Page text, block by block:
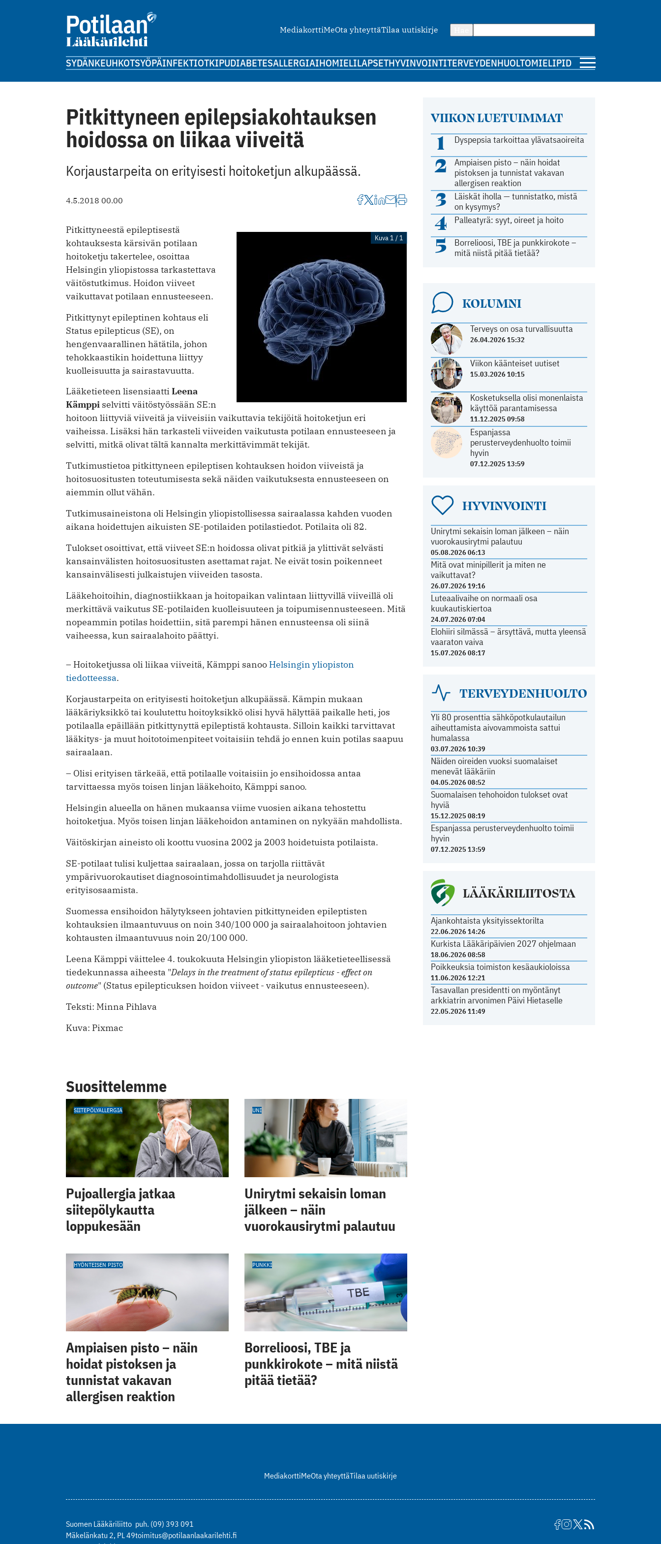
MediakorttiMeOta yhteyttäTilaa uutiskirje
SYDÄNKEUHKOTSYÖPÄINFEKTIOTKIPUDIABETESALLERGIAIHOMIELILAPSETHYVINVOINTITERVEYDENHUOLTOMIELIPIDE
VIIKON LUETUIMMAT
1 Dyspepsia tarkoittaa ylävatsaoireita
2
Ampiaisen pisto – näin hoidat
pistoksen ja tunnistat vakavan
allergisen reaktion
3
Läiskät iholla — tunnistatko, mistä
on kysymys?
4 Palleatyrä: syyt, oireet ja hoito
5
Borrelioosi, TBE ja punkkirokote –
mitä niistä pitää tietää?
KOLUMNI
Terveys on osa turvallisuutta
26.04.2026 15:32
Viikon käänteiset uutiset
15.03.2026 10:15
Kosketuksella olisi monenlaista
käyttöä parantamisessa
11.12.2025 09:58
Espanjassa
perusterveydenhuolto toimii
hyvin
07.12.2025 13:59
HYVINVOINTI
Unirytmi sekaisin loman jälkeen – näin
vuorokausirytmi palautuu
05.08.2026 06:13
Mitä ovat minipillerit ja miten ne
vaikuttavat?
26.07.2026 19:16
Luteaalivaihe on normaali osa
kuukautiskiertoa
24.07.2026 07:04
Elohiiri silmässä – ärsyttävä, mutta yleensä
vaaraton vaiva
15.07.2026 08:17
TERVEYDENHUOLTO
Yli 80 prosenttia sähköpotkulautailun
aiheuttamista aivovammoista sattui
humalassa
03.07.2026 10:39
Näiden oireiden vuoksi suomalaiset
menevät lääkäriin
04.05.2026 08:52
Suomalaisen tehohoidon tulokset ovat
hyviä
15.12.2025 08:19
Espanjassa perusterveydenhuolto toimii
hyvin
07.12.2025 13:59
LÄÄKÄRILIITOSTA
Ajankohtaista yksityissektorilta
22.06.2026 14:26
Kurkista Lääkäripäivien 2027 ohjelmaan
18.06.2026 08:58
Poikkeuksia toimiston kesäaukioloissa
11.06.2026 12:21
Tasavallan presidentti on myöntänyt
arkkiatrin arvonimen Päivi Hietaselle
22.05.2026 11:49
Pitkittyneen epilepsiakohtauksen
hoidossa on liikaa viiveitä
Korjaustarpeita on erityisesti hoitoketjun alkupäässä.
4.5.2018 00.00
Kuva 1 / 1
Pitkittyneestä epileptisestä
kohtauksesta kärsivän potilaan
hoitoketju takertelee, osoittaa
Helsingin yliopistossa tarkastettava
väitöstutkimus. Hoidon viiveet
vaikuttavat potilaan ennusteeseen.
Pitkittynyt epileptinen kohtaus eli
Status epilepticus (SE), on
hengenvaarallinen hätätila, johon
tehokkaastikin hoidettuna liittyy
kuolleisuutta ja sairastavuutta.
Lääketieteen lisensiaatti Leena
Kämppi selvitti väitöstyössään SE:n
hoitoon liittyviä viiveitä ja viiveisiin vaikuttavia tekijöitä hoitoketjun eri
vaiheissa. Lisäksi hän tarkasteli viiveiden vaikutusta potilaan ennusteeseen ja
selvitti, mitkä olivat tältä kannalta merkittävimmät tekijät.
Tutkimustietoa pitkittyneen epileptisen kohtauksen hoidon viiveistä ja
hoitosuositusten toteutumisesta sekä näiden vaikutuksesta ennusteeseen on
aiemmin ollut vähän.
Tutkimusaineistona oli Helsingin yliopistollisessa sairaalassa kahden vuoden
aikana hoidettujen aikuisten SE-potilaiden potilastiedot. Potilaita oli 82.
Tulokset osoittivat, että viiveet SE:n hoidossa olivat pitkiä ja ylittivät selvästi
kansainvälisten hoitosuositusten asettamat rajat. Ne eivät tosin poikenneet
kansainvälisesti julkaistujen viiveiden tasosta.
Lääkehoitoihin, diagnostiikkaan ja hoitopaikan valintaan liittyvillä viiveillä oli
merkittävä vaikutus SE-potilaiden kuolleisuuteen ja toipumisennusteeseen. Mitä
nopeammin potilas hoidettiin, sitä parempi hänen ennusteensa oli siinä
vaiheessa, kun sairaalahoito päättyi.
– Hoitoketjussa oli liikaa viiveitä, Kämppi sanoo Helsingin yliopiston
tiedotteessa.
Korjaustarpeita on erityisesti hoitoketjun alkupäässä. Kämpin mukaan
lääkäriyksikkö tai koulutettu hoitoyksikkö olisi hyvä hälyttää paikalle heti, jos
potilaalla epäillään pitkittynyttä epileptistä kohtausta. Silloin kaikki tarvittavat
lääkitys- ja muut hoitotoimenpiteet voitaisiin tehdä jo ennen kuin potilas saapuu
sairaalaan.
– Olisi erityisen tärkeää, että potilaalle voitaisiin jo ensihoidossa antaa
tarvittaessa myös toisen linjan lääkehoito, Kämppi sanoo.
Helsingin alueella on hänen mukaansa viime vuosien aikana tehostettu
hoitoketjua. Myös toisen linjan lääkehoidon antaminen on nykyään mahdollista.
Väitöskirjan aineisto oli koottu vuosina 2002 ja 2003 hoidetuista potilaista.
SE-potilaat tulisi kuljettaa sairaalaan, jossa on tarjolla riittävät
ympärivuorokautiset diagnosointimahdollisuudet ja neurologista
erityisosaamista.
Suomessa ensihoidon hälytykseen johtavien pitkittyneiden epileptisten
kohtauksien ilmaantuvuus on noin 340/100 000 ja sairaalahoitoon johtavien
kohtausten ilmaantuvuus noin 20/100 000.
Leena Kämppi väittelee 4. toukokuuta Helsingin yliopiston lääketieteellisessä
tiedekunnassa aiheesta "Delays in the treatment of status epilepticus - effect on
outcome" (Status epilepticuksen hoidon viiveet - vaikutus ennusteeseen).
Teksti: Minna Pihlava
Kuva: Pixmac
Suosittelemme
SIITEPÖLYALLERGIA
Pujoallergia jatkaa
siitepölykautta
loppukesään
UNI
Unirytmi sekaisin loman
jälkeen – näin
vuorokausirytmi palautuu
HYÖNTEISEN PISTO
Ampiaisen pisto – näin
hoidat pistoksen ja
tunnistat vakavan
allergisen reaktion
PUNKKI
Borrelioosi, TBE ja
punkkirokote – mitä niistä
pitää tietää?
MediakorttiMeOta yhteyttäTilaa uutiskirje
Suomen Lääkäriliitto
Mäkelänkatu 2, PL 49
puh. (09) 393 091
toimitus@potilaanlaakarilehti.fi